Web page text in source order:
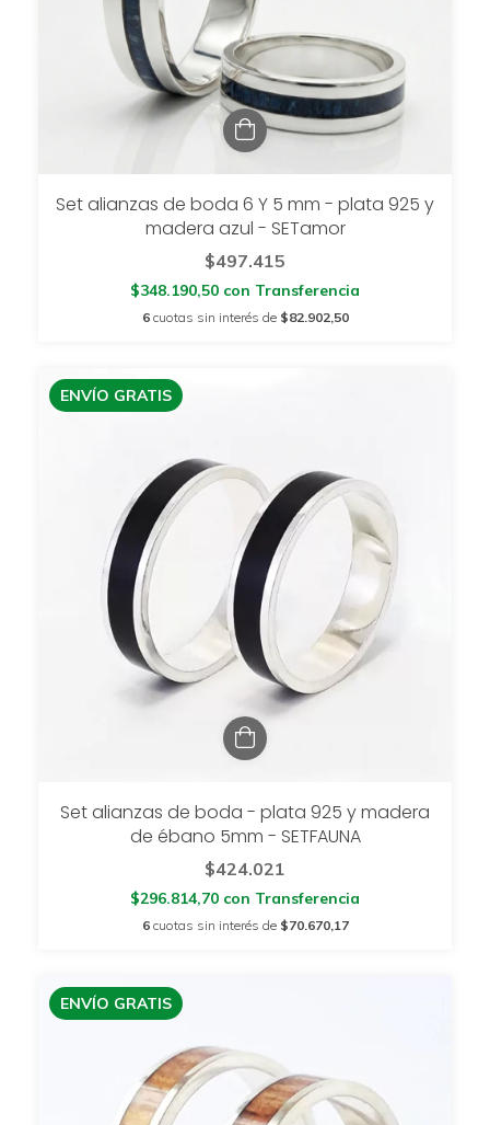
Set alianzas de boda 6 Y 5 mm - plata 925 y
madera azul - SETamor
$497.415
$348.190,50 con Transferencia
6 cuotas sin interés de $82.902,50
ENVÍO GRATIS
Set alianzas de boda - plata 925 y madera
de ébano 5mm - SETFAUNA
$424.021
$296.814,70 con Transferencia
6 cuotas sin interés de $70.670,17
ENVÍO GRATIS